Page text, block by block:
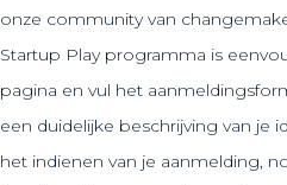
onze community van
Startup Play programma is
pagina en vul het
een duidelijke beschrijving van je
het indienen van je aanmelding,